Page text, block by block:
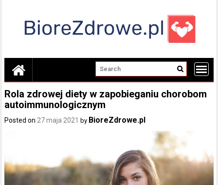
Rola zdrowej diety w zapobieganiu chorobom
autoimmunologicznym
Posted on 27 maja 2021 by BioreZdrowe.pl